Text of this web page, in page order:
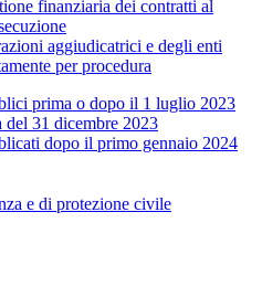
finanziaria dei contratti al
aggiudicatrici e degli enti
per procedura
prima o dopo il 1 luglio 2023
del 31 dicembre 2023
dopo il primo gennaio 2024
e di protezione civile